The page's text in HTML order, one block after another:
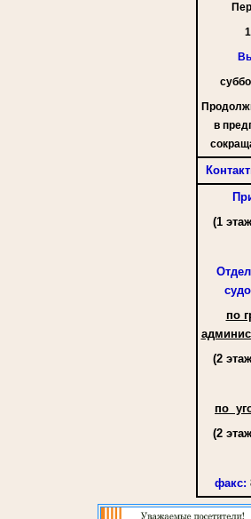
в
(1
по
(2
по
(2
факс: